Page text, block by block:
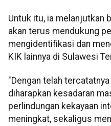
Untuk itu, ia melanjutkan
akan terus mendukung
mengidentifikasi dan
KIK lainnya di Sulawesi
"Dengan telah
diharapkan kesadaran
perlindungan kekayaan
meningkat, sekaligus